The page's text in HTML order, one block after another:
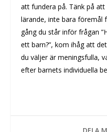
att fundera på. Tänk på
lärande, inte bara föremål
gång du står inför frågan
ett barn?”, kom ihåg att
du väljer är meningsfulla,
efter barnets individuella
DELA